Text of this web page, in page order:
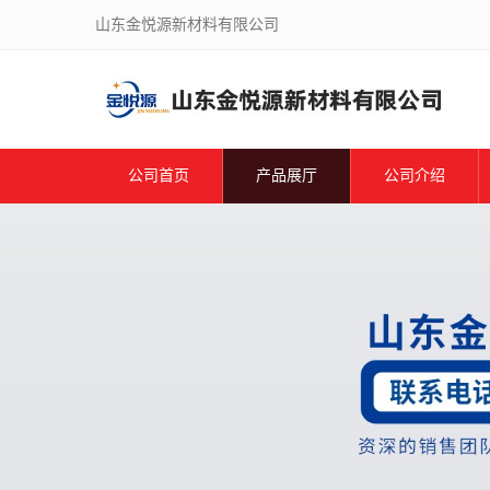
山东金悦源新材料有限公司
公司首页 产品展厅 公司介绍